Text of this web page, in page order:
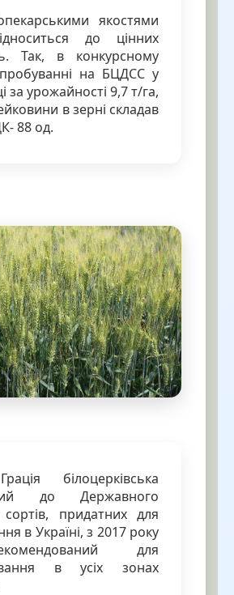
якостями
до цінних
Так, в конкурсному
на БЦДСС у
за урожайності 9,7 т/га,
в зерні складав
88 од.
білоцерківська
до Державного
сортів, придатних для
в Україні, з 2017 року
для
в усіх зонах